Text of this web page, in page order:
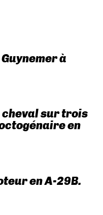
à
sur trois
en
en A-29B.